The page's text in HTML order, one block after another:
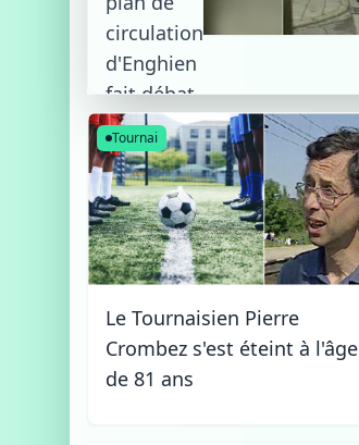
circulation
d'Enghien
fait débat
Tournai
Le Tournaisien Pierre
Crombez s'est éteint à l'âge
de 81 ans